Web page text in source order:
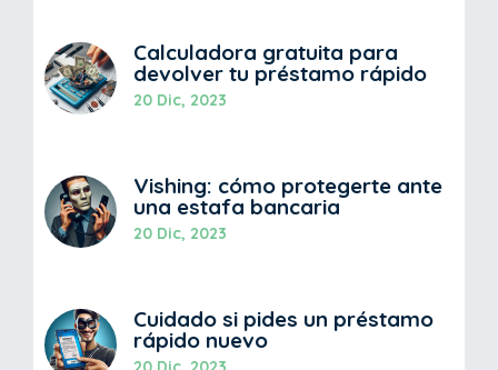
Calculadora gratuita para
devolver tu préstamo rápido
20 Dic, 2023
Vishing: cómo protegerte ante
una estafa bancaria
20 Dic, 2023
Cuidado si pides un préstamo
rápido nuevo